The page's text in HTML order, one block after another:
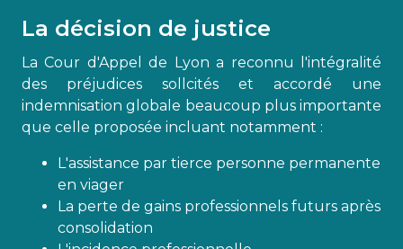
La décision de justice
La Cour d'Appel de Lyon a reconnu l'intégralité
des préjudices sollcités et accordé une
indemnisation globale beaucoup plus importante
que celle proposée incluant notamment :
L'assistance par tierce personne permanente
en viager
La perte de gains professionnels futurs après
consolidation